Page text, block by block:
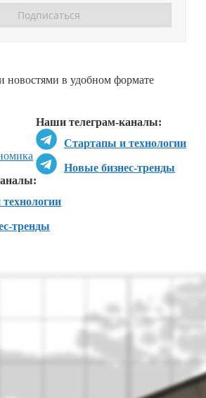
новостями в удобном формате
Наши телеграм-каналы:
Стартапы и технологии
Новые бизнес-тренды
тренды